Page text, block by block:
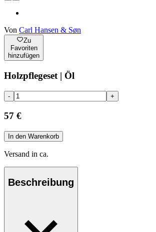
Von Carl Hansen & Søn
Zu
Favoriten
hinzufügen
Holzpflegeset | Öl
- +
57 €
In den Warenkorb
Versand in ca.
Beschreibung